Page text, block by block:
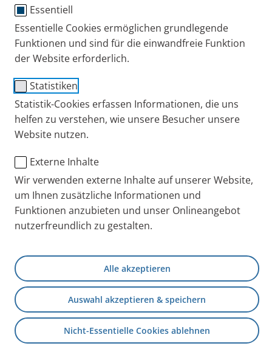
Essentiell
Essentielle Cookies ermöglichen grundlegende
Funktionen und sind für die einwandfreie Funktion
der Website erforderlich.
Statistiken
Statistik-Cookies erfassen Informationen, die uns
helfen zu verstehen, wie unsere Besucher unsere
Website nutzen.
Externe Inhalte
Wir verwenden externe Inhalte auf unserer Website,
um Ihnen zusätzliche Informationen und
Funktionen anzubieten und unser Onlineangebot
nutzerfreundlich zu gestalten.
Alle akzeptieren
Auswahl akzeptieren & speichern
Nicht-Essentielle Cookies ablehnen
PARI CENTRAL Clip
Anwender
Praktische Halterung für PARI LC SPRINT bzw. PARI
LC PLUS Vernebler und Anschluss­schlauch am PARI
CENTRAL, 5er Pack.
Gebrauchsanweisung
PARI CENTRAL Clip
Gebrauchsanweisung 058D0013-B-07/11
Bestell-Nr.: 058G2001
W
ie
b
e